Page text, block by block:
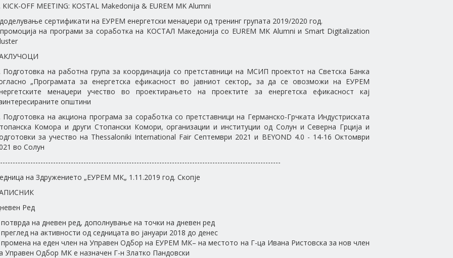
KICK-OFF MEETING: KOSTAL Makedonija & EUREM MK Alumni
сертификати на ЕУРЕМ енергетски менаџери од тренинг групата 2019/2020 год.
на програми за соработка на КОСТАЛ Македонија со EUREM MK Alumni и Smart Digitalization
Подготовка на работна група за координација со претставници на МСИП проектот на Светска Банка
„Програмата за енергетска ефикасност во јавниот сектор„ за да се овозможи на ЕУРЕМ
менаџери учество во проектирањето на проектите за енергетска ефикасност кај
општини
Подготовка на акциона програма за соработка со претставници на Германско-Грчката Индустриската
Комора и други Стопански Комори, организации и институции од Солун и Северна Грција и
за учество на Thessaloniki International Fair Септември 2021 и BEYOND 4.0 - 14-16 Октомври
во Солун
на Здружението „ЕУРЕМ МК„ 1.11.2019 год. Скопје
Ред
потврда на дневен ред, дополнување на точки на дневен ред
на активности од седницата во јануари 2018 до денес
промена на еден член на Управен Одбор на ЕУРЕМ МК– на местото на Г-ца Ивана Ристовска за нов член
Управен Одбор МК е назначен Г-н Златко Пандовски